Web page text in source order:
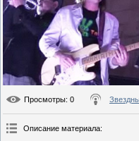
Просмотры: 0
Описание материала: